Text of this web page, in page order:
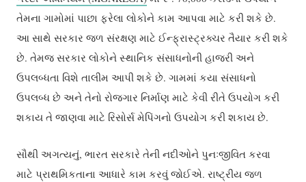
તેમના ગામોમાં પાછા ફરેલા લોકોને કામ આપવા માટે કરી શકે છે.
આ સાથે સરકાર જળ સંરક્ષણ માટે ઈન્ફ્રાસ્ટ્રક્ચર તૈયાર કરી શકે
છે. તેમજ સરકાર લોકોને સ્થાનિક સંસાધનોની હાજરી અને
ઉપલબ્ધતા વિશે તાલીમ આપી શકે છે. ગામમાં કયા સંસાધનો
ઉપલબ્ધ છે અને તેનો રોજગાર નિર્માણ માટે કેવી રીતે ઉપયોગ કરી
શકાય તે જાણવા માટે રિસોર્સ મેપિંગનો ઉપયોગ કરી શકાય છે.
સૌથી અગત્યનું, ભારત સરકારે તેની નદીઓને પુનઃજીવિત કરવા
માટે પ્રાથમિકતાના આધારે કામ કરવું જોઈએ. રાષ્ટ્રીય જળ